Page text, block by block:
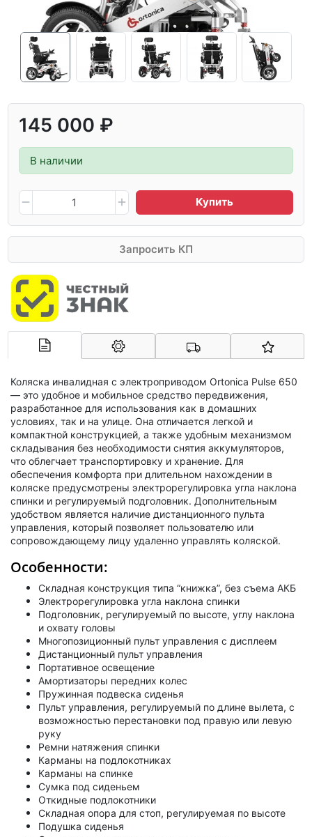
145 000 ₽
В наличии
Купить
Запросить КП
Арконт-Мед
Коляска инвалидная с электроприводом Ortonica Pulse 650
— это удобное и мобильное средство передвижения,
разработанное для использования как в домашних
условиях, так и на улице. Она отличается легкой и
компактной конструкцией, а также удобным механизмом
складывания без необходимости снятия аккумуляторов,
что облегчает транспортировку и хранение. Для
обеспечения комфорта при длительном нахождении в
коляске предусмотрены электрорегулировка угла наклона
спинки и регулируемый подголовник. Дополнительным
удобством является наличие дистанционного пульта
управления, который позволяет пользователю или
сопровождающему лицу удаленно управлять коляской.
Особенности:
Складная конструкция типа “книжка”, без съема АКБ
Электрорегулировка угла наклона спинки
Подголовник, регулируемый по высоте, углу наклона
и охвату головы
Многопозиционный пульт управления с дисплеем
Дистанционный пульт управления
Портативное освещение
Амортизаторы передних колес
Пружинная подвеска сиденья
Пульт управления, регулируемый по длине вылета, с
возможностью перестановки под правую или левую
руку
Ремни натяжения спинки
Карманы на подлокотниках
Карманы на спинке
Сумка под сиденьем
Откидные подлокотники
Складная опора для стоп, регулируемая по высоте
Подушка сиденья